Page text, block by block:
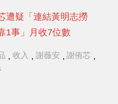
遭疑「連結黃明志撈
1事」月收7位數
, 收入 , 謝薇安 , 謝侑芯 ,